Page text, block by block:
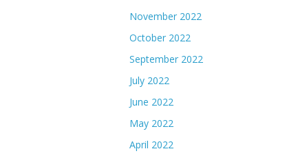
November 2022
October 2022
September 2022
July 2022
June 2022
May 2022
April 2022